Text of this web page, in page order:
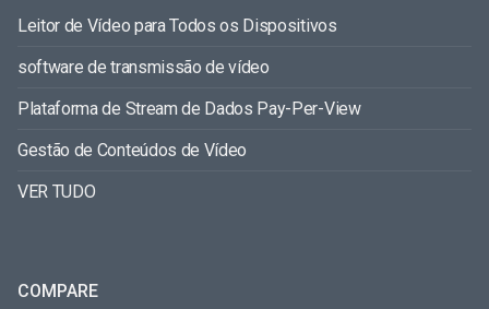
Leitor de Vídeo para Todos os Dispositivos
software de transmissão de vídeo
Plataforma de Stream de Dados Pay-Per-View
Gestão de Conteúdos de Vídeo
VER TUDO
COMPARE